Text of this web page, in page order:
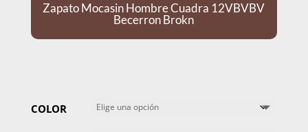
Zapato Mocasin Hombre Cuadra 12VBVBV
Becerron Brokn
COLOR